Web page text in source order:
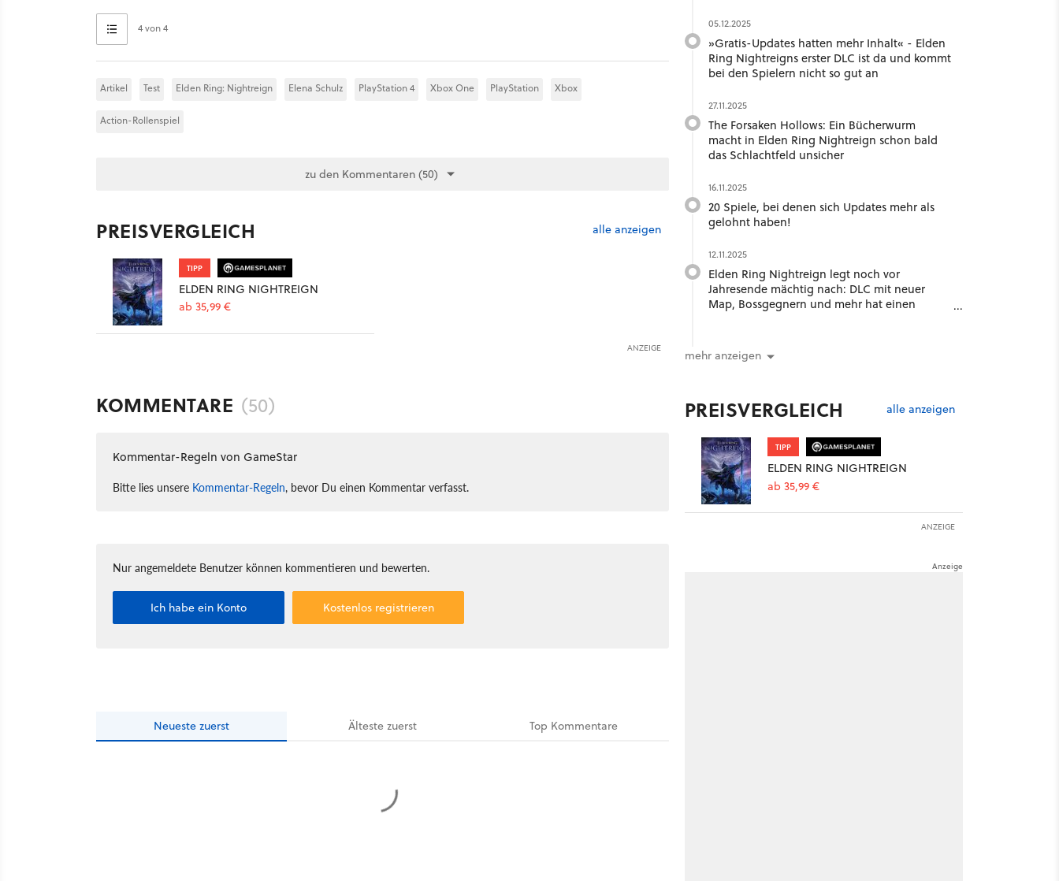
4 von 4
Artikel Test Elden Ring: Nightreign Elena Schulz PlayStation 4 Xbox One PlayStation Xbox
Action-Rollenspiel
zu den Kommentaren (50)
PREISVERGLEICH alle anzeigen
TIPP
ELDEN RING NIGHTREIGN
ab 35,99 €
ANZEIGE
KOMMENTARE (50)
Kommentar-Regeln von GameStar
Bitte lies unsere Kommentar-Regeln, bevor Du einen Kommentar verfasst.
Nur angemeldete Benutzer können kommentieren und bewerten.
Ich habe ein Konto Kostenlos registrieren
Neueste zuerst Ältestezuerst Top Kommentare
05.12.2025
»Gratis-Updates hatten mehr Inhalt« - Elden
Ring Nightreigns erster DLC ist da und kommt
bei den Spielern nicht so gut an
27.11.2025
The Forsaken Hollows: Ein Bücherwurm
macht in Elden Ring Nightreign schon bald
das Schlachtfeld unsicher
16.11.2025
20 Spiele, bei denen sich Updates mehr als
gelohnt haben!
12.11.2025
Elden Ring Nightreign legt noch vor
Jahresende mächtig nach: DLC mit neuer
Map, Bossgegnern und mehr hat einen
mehr anzeigen
PREISVERGLEICH alle anzeigen
TIPP
ELDEN RING NIGHTREIGN
ab 35,99 €
ANZEIGE